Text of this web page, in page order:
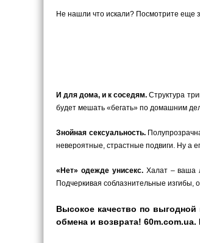
Не нашли что искали? Посмотрите еще
И для дома, и к соседям. Структура
будет мешать «бегать» по домашним
Знойная сексуальность.
невероятные, страстные подвиги. Ну а
«Нет» одежде унисекс.Халат – ваша
Подчеркивая соблазнительные изгибы,
Высокое качество по выгодной
обмена и возврата! 60m.com.ua.